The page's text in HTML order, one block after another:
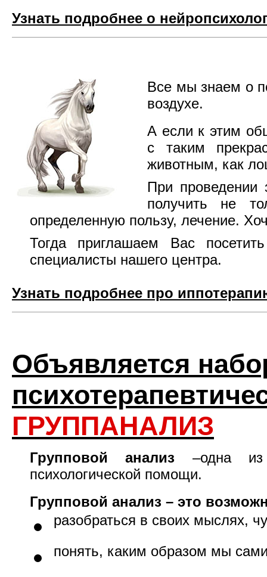
Узнать подробнее о
Все мы знаем о
воздухе.
А если к этим
с таким
животным, как
При проведении
получить не
определенную пользу, лечение.
Тогда приглашаем Вас
специалисты нашего центра.
Узнать подробнее про
Объявляется
ГРУППАНАЛИЗ
Групповой анализ –одна из
психологической помощи.
Групповой анализ – это
разобраться в своих мыслях,
понять, каким образом мы